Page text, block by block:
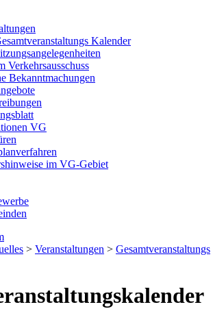
Kalender
Verkehrsausschuss
Bekanntmachungen
VG
im VG-Gebiet
> Veranstaltungen > Gesamtveranstaltungs